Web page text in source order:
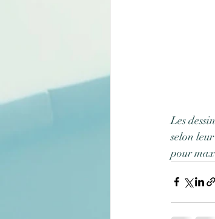
Les
selon
pour